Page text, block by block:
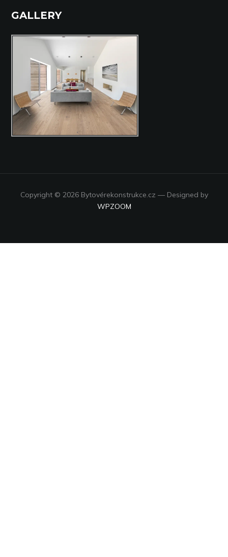
GALLERY
Copyright © 2026 Bytovérekonstrukce.cz — Designed by
WPZOOM